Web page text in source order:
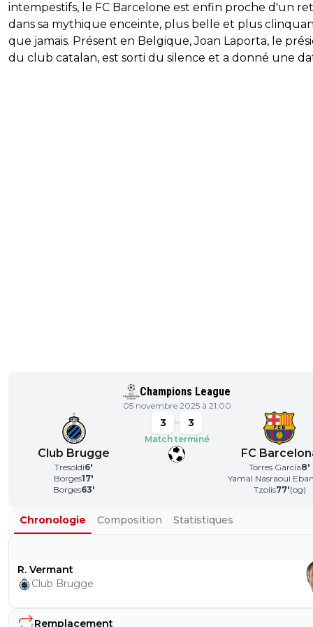
intempestifs, le FC Barcelone est enfin proche d'un
dans sa mythique enceinte, plus belle et plus
que jamais. Présent en Belgique, Joan Laporta, le
du club catalan, est sorti du silence et a donné une
Champions League
05 novembre 2025 à 21:00
Club Brugge
Tresoldi6'
Borges17'
Borges63'
3 3
Match terminé
FC
Torres García8'
Yamal Nasraoui
Tzolis77'(og)
Chronologie Composition Statistiques
R. Vermant
Club Brugge
Remplacement